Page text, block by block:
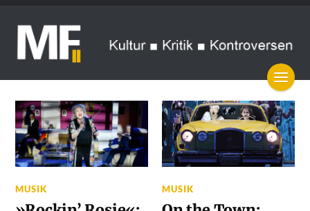
MUSIK MUSIK